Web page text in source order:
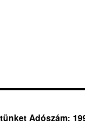
Adószám: